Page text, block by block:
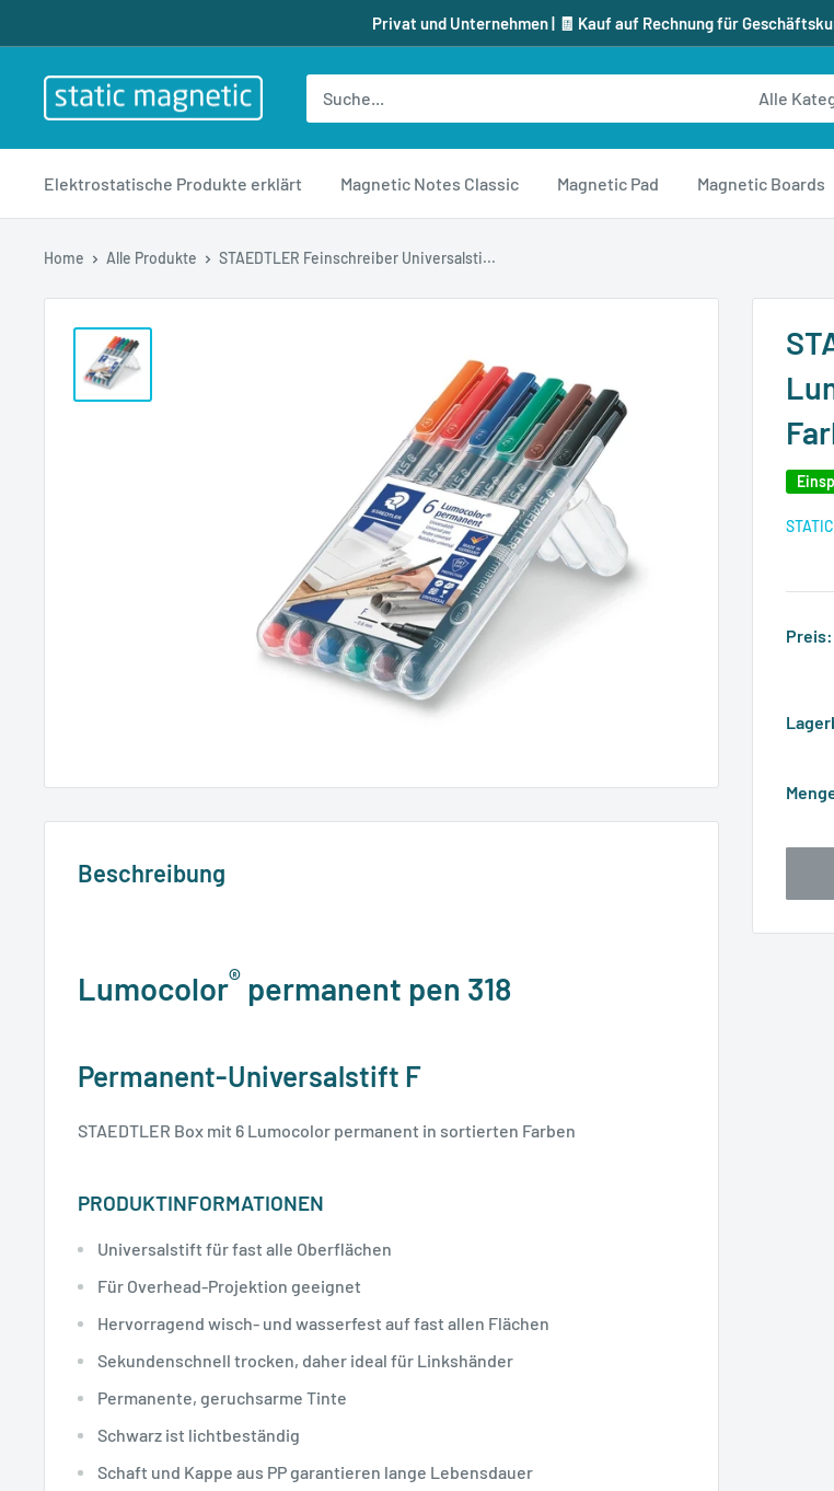
zum
Privat und Unternehmen | 🧾 Kauf auf Rechnung für
staticmagnetic.de Alle
Elektrostatische Produkte erklärt Magnetic Notes Classic Magnetic Pad Magnetic Boards
Home Alle Produkte STAEDTLER Feinschreiber Universalsti...
Preis:
Beschreibung
Lumocolor® permanent pen 318
Permanent-Universalstift F
STAEDTLER Box mit 6 Lumocolor permanent in sortierten Farben
PRODUKTINFORMATIONEN
Universalstift für fast alle Oberflächen
Für Overhead-Projektion geeignet
Hervorragend wisch- und wasserfest auf fast allen Flächen
Sekundenschnell trocken, daher ideal für Linkshänder
Permanente, geruchsarme Tinte
Schwarz ist lichtbeständig
Schaft und Kappe aus PP garantieren lange Lebensdauer